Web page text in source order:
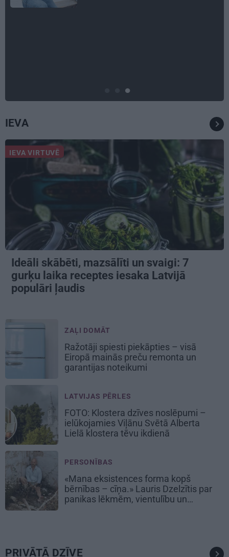
IEVA
IEVA VIRTUVĒ
Ideāli skābēti, mazsālīti un svaigi: 7
gurķu laika receptes iesaka Latvijā
populāri ļaudis
ZAĻI DOMĀT
Ražotāji spiesti piekāpties – visā
Eiropā mainās preču remonta un
garantijas noteikumi
LATVIJAS PĒRLES
FOTO: Klostera dzīves noslēpumi –
ielūkojamies Viļānu Svētā Alberta
Lielā klostera tēvu ikdienā
PERSONĪBAS
«Mana eksistences forma kopš
bērnības – cīņa.» Lauris Dzelzītis par
panikas lēkmēm, vientulību un
PRIVĀTĀ DZĪVE